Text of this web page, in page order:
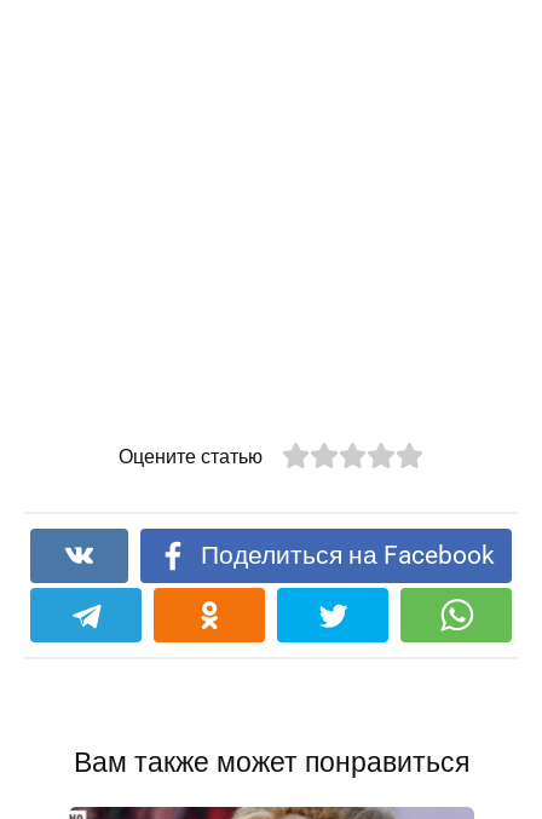
Оцените статью
Поделиться на Facebook
Вам также может понравиться